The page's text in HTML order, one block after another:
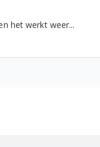
weer...